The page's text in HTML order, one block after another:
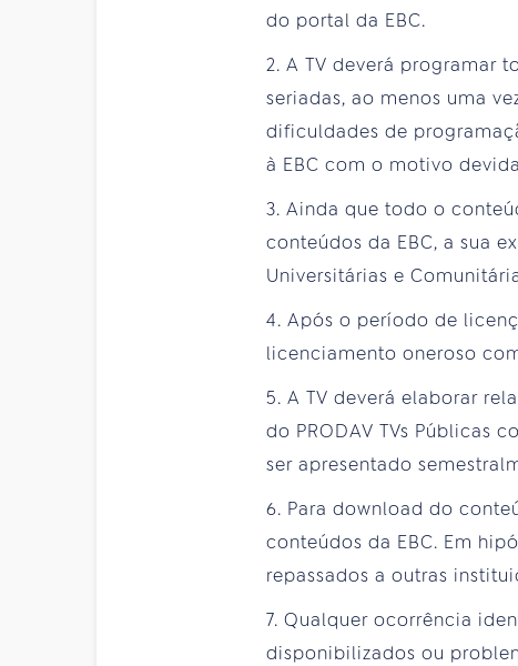
do portal da EBC.
2. A TV deverá programar
seriadas, ao menos uma
dificuldades de
à EBC com o motivo
3. Ainda que todo o
conteúdos da EBC, a sua
Universitárias e
4. Após o período de
licenciamento oneroso
5. A TV deverá elaborar
do PRODAV TVs Públicas
ser apresentado
6. Para download do
conteúdos da EBC. Em
repassados a outras
7. Qualquer ocorrência
disponibilizados ou